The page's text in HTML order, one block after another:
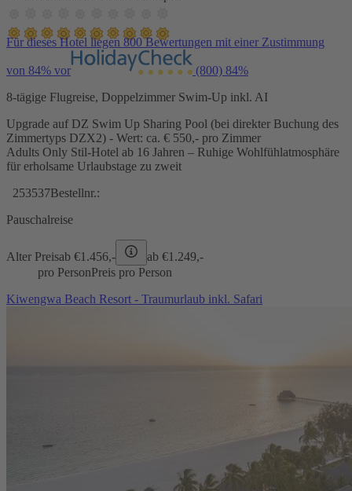
Für dieses Hotel liegen 800 Bewertungen mit einer Zustimmung
von 84% vor (800) 84%
8-tägige Flugreise, Doppelzimmer Swim-Up inkl. AI
Upgrade auf DZ Swim Up Sharing Pool (bei direkter Buchung des
Zimmertyps DZX2) - Wert: ca. € 550,- pro Zimmer
Adults Only Stil-Hotel ab 16 Jahren – Ruhige Wohlfühlatmosphäre
für erholsame Urlaubstage zu zweit
253537Bestellnr.:
Pauschalreise
Alter Preisab €1.456,- ab €1.249,-
pro PersonPreis pro Person
Kiwengwa Beach Resort - Traumurlaub inkl. Safari